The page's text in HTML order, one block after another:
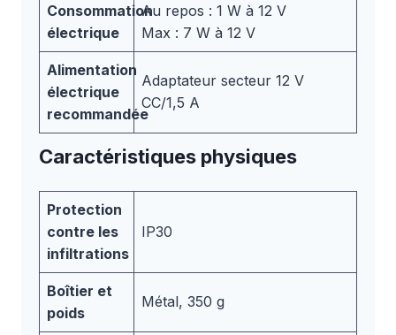
Consommation
électrique
Au repos : 1 W à 12 V
Max : 7 W à 12 V
Alimentation
électrique
recommandée
Adaptateur secteur 12 V
CC/1,5 A
Caractéristiques physiques
Protection
contre les
infiltrations
IP30
Boîtier et
poids
Métal, 350 g